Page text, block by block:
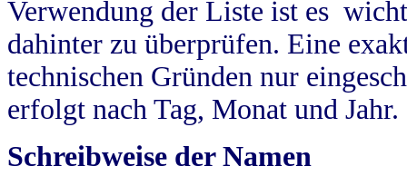
Verwendung der Liste ist es
dahinter zu überprüfen. Eine
technischen Gründen nur
erfolgt nach Tag, Monat und Jahr.
Schreibweise der Namen